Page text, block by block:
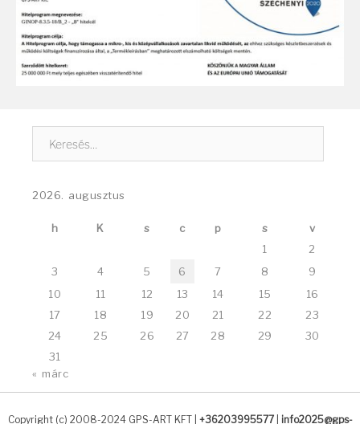
2026. augusztus
h K s c p s
v
1
2
3
4 5 6 7 8
9
10
11 12 13 14 15
16
17
18 19 20 21 22
23
24
25 26 27 28 29
30
31
« márc
Copyright (c) 2008-2024 GPS-ART KFT| +36203995577| info2025@gps-